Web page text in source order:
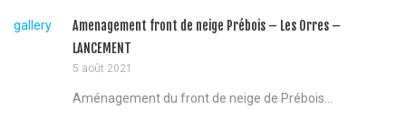
gallery
Amenagement front de neige Prébois – Les Orres –
LANCEMENT
5 août 2021
Aménagement du front de neige de Prébois...